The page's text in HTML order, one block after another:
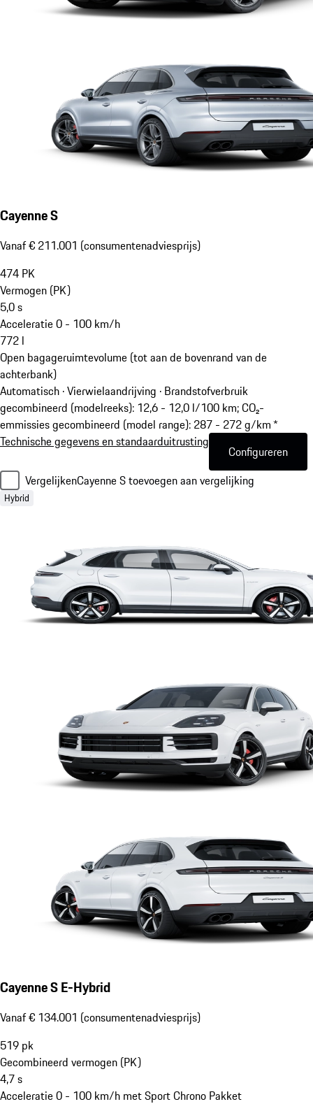
Cayenne S
Vanaf € 211.001 (consumentenadviesprijs)
474 PK
Vermogen (PK)
5,0s
Acceleratie 0 - 100 km/h
772 l
Open bagageruimtevolume (tot aan de bovenrand van de
achterbank)
Automatisch · Vierwielaandrijving · Brandstofverbruik
gecombineerd (modelreeks): 12,6 - 12,0 l/100 km; CO₂-
emmissies gecombineerd (model range): 287 - 272 g/km *
Technische gegevens en standaarduitrusting
Configureren
VergelijkenCayenne S toevoegen aan vergelijking
Hybrid
Cayenne S E-Hybrid
Vanaf € 134.001 (consumentenadviesprijs)
519 pk
Gecombineerd vermogen (PK)
4,7s
Acceleratie 0 - 100 km/h met Sport Chrono Pakket